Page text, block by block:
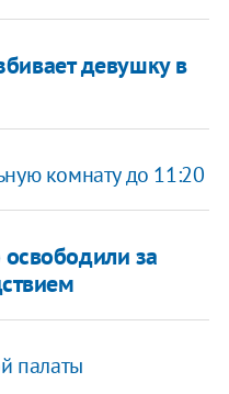
девушку в
комнату до 11:20
за
палаты